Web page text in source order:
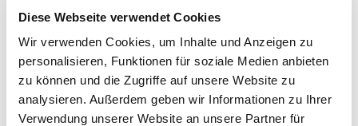
Diese Webseite verwendet Cookies
Wir verwenden Cookies, um Inhalte und Anzeigen zu
personalisieren, Funktionen für soziale Medien anbieten
zu können und die Zugriffe auf unsere Website zu
analysieren. Außerdem geben wir Informationen zu Ihrer
Verwendung unserer Website an unsere Partner für